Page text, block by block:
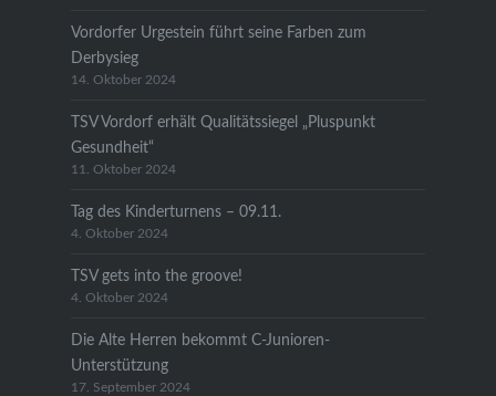
Vordorfer Urgestein führt seine Farben zum
Derbysieg
14. Oktober 2024
TSV Vordorf erhält Qualitätssiegel „Pluspunkt
Gesundheit“
11. Oktober 2024
Tag des Kinderturnens – 09.11.
4. Oktober 2024
TSV gets into the groove!
4. Oktober 2024
Die Alte Herren bekommt C-Junioren-
Unterstützung
17. September 2024